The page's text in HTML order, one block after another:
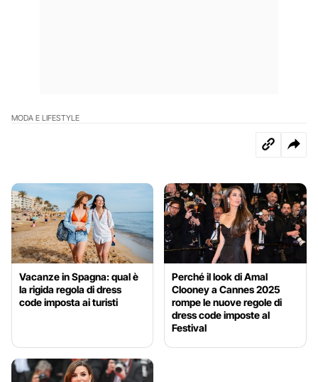
MODA E LIFESTYLE
Vacanze in Spagna: qual è
la rigida regola di dress
code imposta ai turisti
Perché il look di Amal
Clooney a Cannes 2025
rompe le nuove regole di
dress code imposte al
Festival